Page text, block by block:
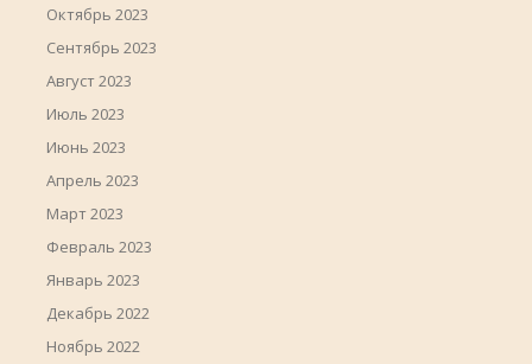
Октябрь 2023
Сентябрь 2023
Август 2023
Июль 2023
Июнь 2023
Апрель 2023
Март 2023
Февраль 2023
Январь 2023
Декабрь 2022
Ноябрь 2022